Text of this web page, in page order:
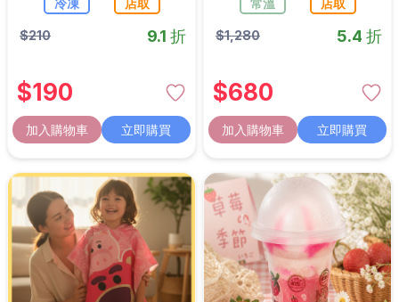
$210 9.1 折
$190
加入購物車 立即購買
$1,280 5.4 折
$680
加入購物車 立即購買